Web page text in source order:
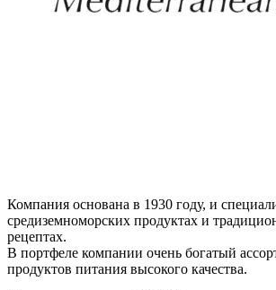
Компания основана в 1930 году, и
средиземноморских продуктах и
рецептах.
В портфеле компании очень богатый
продуктов питания высокого качества.